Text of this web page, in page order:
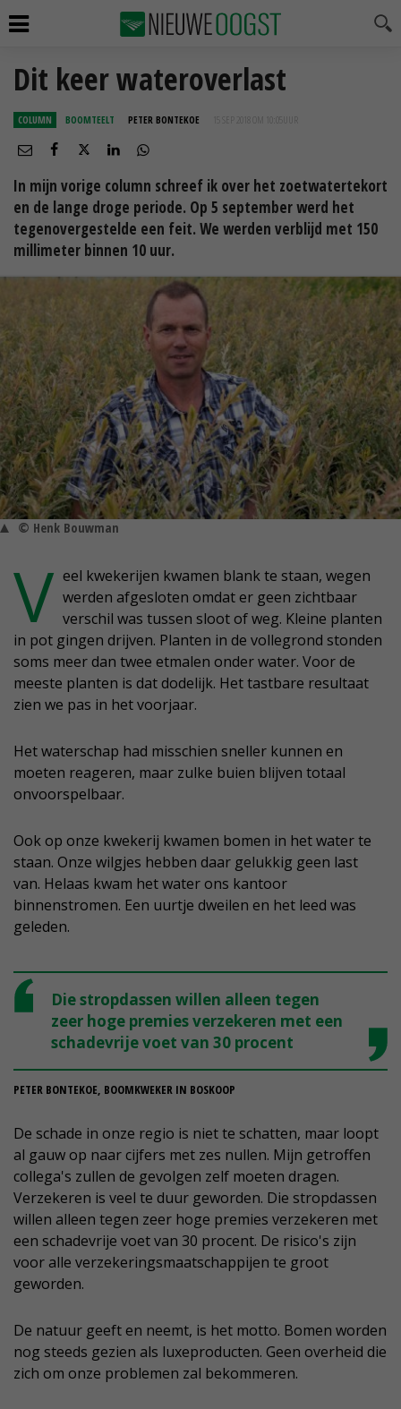
Dit keer wateroverlast
COLUMN BOOMTEELT PETER BONTEKOE 15 SEP 2018 OM 10:05
In mijn vorige column schreef ik over het zoetwatertekort
en de lange droge periode. Op 5 september werd het
tegenovergestelde een feit. We werden verblijd met 150
millimeter binnen 10 uur.
© Henk Bouwman
V eel kwekerijen kwamen blank te staan, wegen
werden afgesloten omdat er geen zichtbaar
verschil was tussen sloot of weg. Kleine planten
in pot gingen drijven. Planten in de vollegrond stonden
soms meer dan twee etmalen onder water. Voor de
meeste planten is dat dodelijk. Het tastbare resultaat
zien we pas in het voorjaar.
Het waterschap had misschien sneller kunnen en
moeten reageren, maar zulke buien blijven totaal
onvoorspelbaar.
Ook op onze kwekerij kwamen bomen in het water te
staan. Onze wilgjes hebben daar gelukkig geen last
van. Helaas kwam het water ons kantoor
binnenstromen. Een uurtje dweilen en het leed was
geleden.
Die stropdassen willen alleen tegen
zeer hoge premies verzekeren met een
schadevrije voet van 30 procent
PETER BONTEKOE, BOOMKWEKER IN BOSKOOP
De schade in onze regio is niet te schatten, maar loopt
al gauw op naar cijfers met zes nullen. Mijn getroffen
collega's zullen de gevolgen zelf moeten dragen.
Verzekeren is veel te duur geworden. Die stropdassen
willen alleen tegen zeer hoge premies verzekeren met
een schadevrije voet van 30 procent. De risico's zijn
voor alle verzekeringsmaatschappijen te groot
geworden.
De natuur geeft en neemt, is het motto. Bomen worden
nog steeds gezien als luxeproducten. Geen overheid die
zich om onze problemen zal bekommeren.